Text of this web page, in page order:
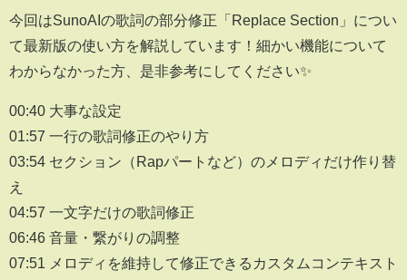
今回はSunoAIの歌詞の部分修正「Replace Section」につい
て最新版の使い方を解説しています！細かい機能について
わからなかった方、是非参考にしてください✨
00:40 大事な設定
01:57 一行の歌詞修正のやり方
03:54 セクション（Rapパートなど）のメロディだけ作り替
え
04:57 一文字だけの歌詞修正
06:46 音量・繋がりの調整
07:51 メロディを維持して修正できるカスタムコンテキスト